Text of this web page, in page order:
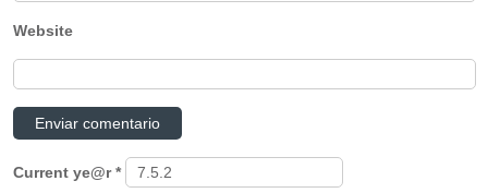
Website
Current ye@r*